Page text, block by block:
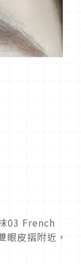
03 French
皮摺附近，